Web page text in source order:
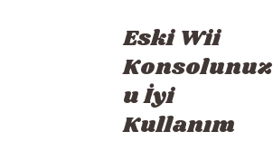
Eski Wii
Konsolunuz
u İyi
Kullanım